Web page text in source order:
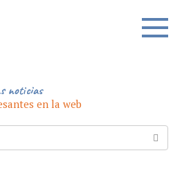
noticias
en la web